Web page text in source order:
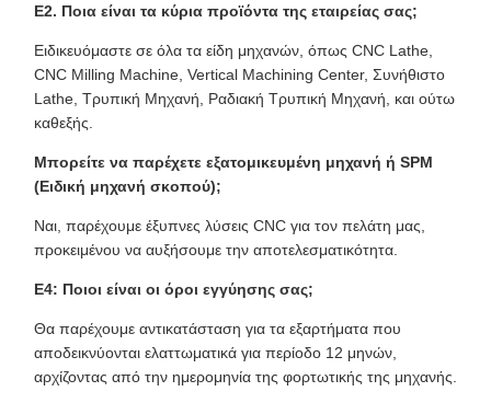
Ε2. Ποια είναι τα κύρια προϊόντα της εταιρείας σας;
Ειδικευόμαστε σε όλα τα είδη μηχανών, όπως CNC Lathe,
CNC Milling Machine, Vertical Machining Center, Συνήθιστο
Lathe, Τρυπική Μηχανή, Ραδιακή Τρυπική Μηχανή, και ούτω
καθεξής.
Μπορείτε να παρέχετε εξατομικευμένη μηχανή ή SPM
(Ειδική μηχανή σκοπού);
Ναι, παρέχουμε έξυπνες λύσεις CNC για τον πελάτη μας,
προκειμένου να αυξήσουμε την αποτελεσματικότητα.
Ε4: Ποιοι είναι οι όροι εγγύησης σας;
Θα παρέχουμε αντικατάσταση για τα εξαρτήματα που
αποδεικνύονται ελαττωματικά για περίοδο 12 μηνών,
αρχίζοντας από την ημερομηνία της φορτωτικής της μηχανής.